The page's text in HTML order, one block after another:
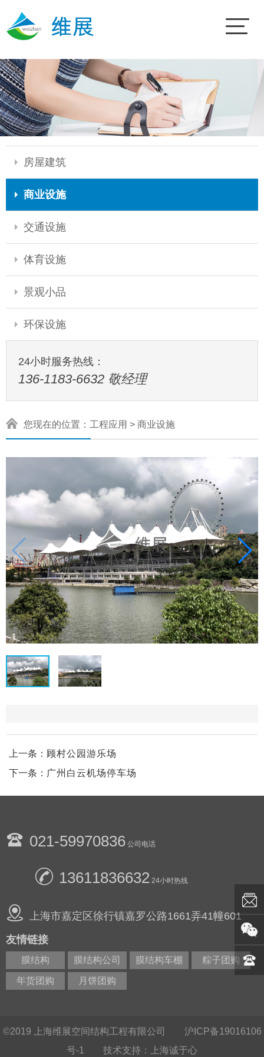
房屋建筑
商业设施
交通设施
体育设施
景观小品
环保设施
24小时服务热线：
136-1183-6632 敬经理
您现在的位置： 工程应用 > 商业设施
上一条： 顾村公园游乐场
下一条： 广州白云机场停车场
021-59970836 公司电话
13611836632 24小时热线
上海市嘉定区徐行镇嘉罗公路1661弄41幢601
友情链接
膜结构 膜结构公司 膜结构车棚 粽子团购
年货团购 月饼团购
©2019 上海维展空间结构工程有限公司
沪ICP备19016106
号-1
技术支持：上海诚于心